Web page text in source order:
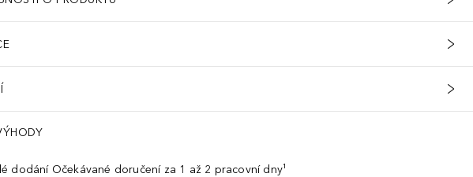
dodání Očekávané doručení za 1 až 2 pracovní dny¹